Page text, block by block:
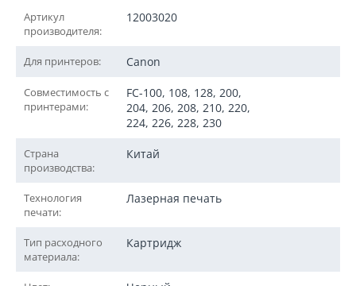
Артикул
производителя:
12003020
Для принтеров: Canon
Совместимость с
принтерами:
FC-100, 108, 128, 200,
204, 206, 208, 210, 220,
224, 226, 228, 230
Страна
производства:
Китай
Технология
печати:
Лазерная печать
Тип расходного
материала:
Картридж